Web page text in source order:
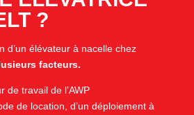
?
d’un élévateur à nacelle chez
facteurs.
de travail de l’AWP
de location, d’un déploiement à